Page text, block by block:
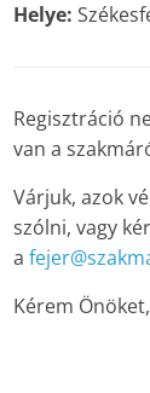
Helye:
Regisztráció
van a
Várjuk, azok
szólni, vagy
a
Kérem